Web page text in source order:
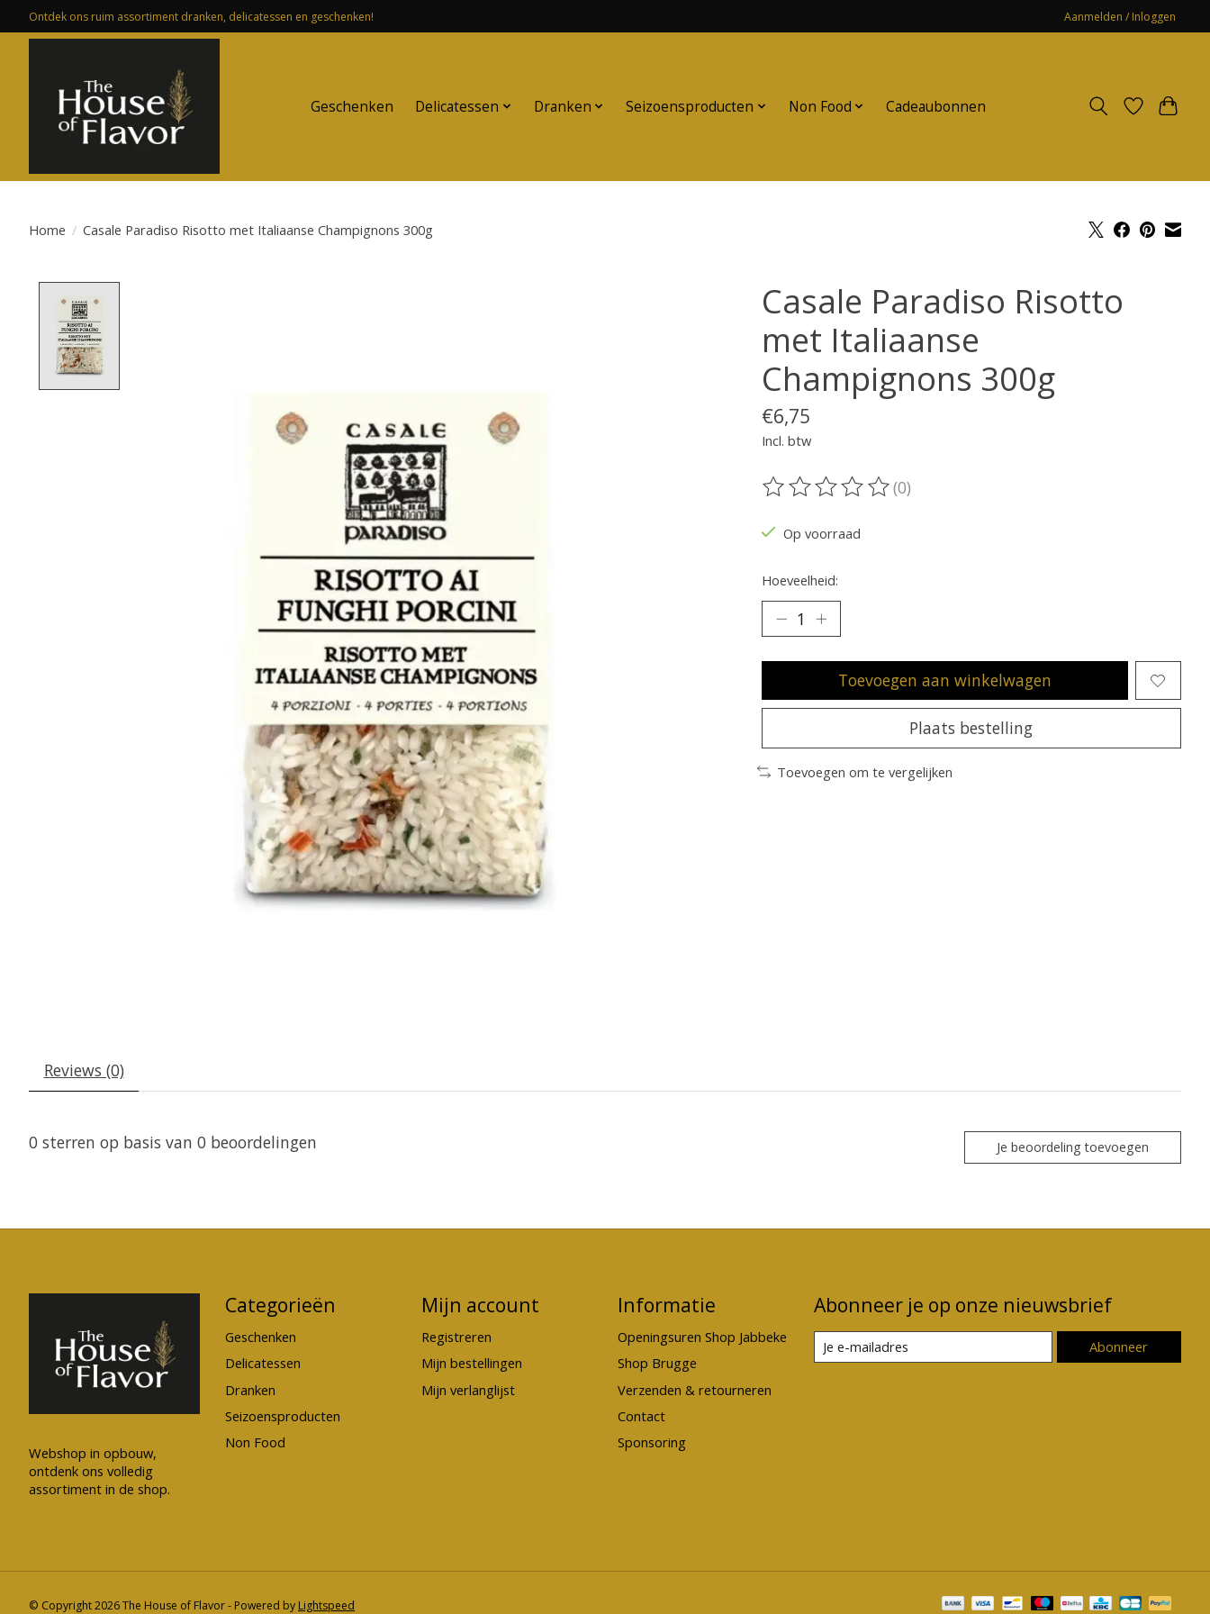
Ontdek ons ruim assortiment dranken, delicatessen en geschenken! Aanmelden / Inloggen
Geschenken Delicatessen Dranken Seizoensproducten Non Food Cadeaubonnen
Home / Casale Paradiso Risotto met Italiaanse Champignons 300g
Casale Paradiso Risotto
met Italiaanse
Champignons 300g
€6,75
Incl. btw
De beoordeling van dit product is
(0)
Op voorraad
Hoeveelheid:
Toevoegen aan winkelwagen
Plaats bestelling
Toevoegen om te vergelijken
Reviews (0)
0 sterren op basis van 0 beoordelingen Je beoordeling toevoegen
Webshop in opbouw,
ontdenk ons volledig
assortiment in de shop.
Categorieën
Geschenken
Delicatessen
Dranken
Seizoensproducten
Non Food
Mijn account
Registreren
Mijn bestellingen
Mijn verlanglijst
Informatie
Openingsuren Shop Jabbeke
Shop Brugge
Verzenden & retourneren
Contact
Sponsoring
Abonneer je op onze nieuwsbrief
Abonneer
© Copyright 2026 The House of Flavor - Powered by Lightspeed